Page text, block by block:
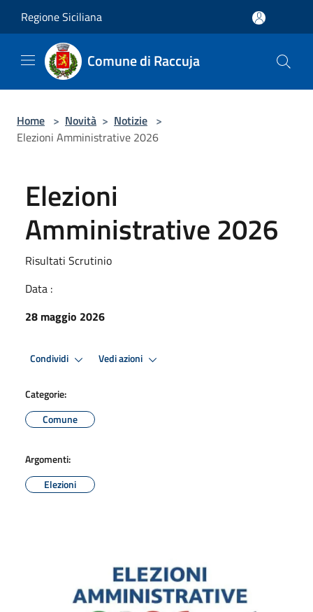
Regione Siciliana
Comune di Raccuja
Home > Novità > Notizie >
Elezioni Amministrative 2026
Elezioni
Amministrative 2026
Risultati Scrutinio
Data :
28 maggio 2026
Condividi Vedi azioni
Categorie:
Comune
Argomenti:
Elezioni